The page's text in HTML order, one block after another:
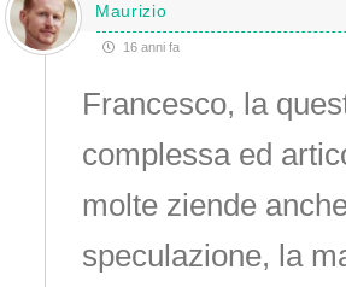
Maurizio
16 anni fa
Francesco, la
complessa ed
molte ziende
speculazione, la